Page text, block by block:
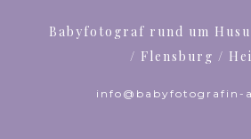
Babyfotograf rund um
/ Flensburg /
info@babyfotografin-